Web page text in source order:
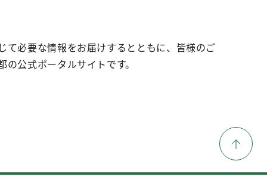
て必要な情報をお届けするとともに、皆様のご
公式ポータルサイトです。